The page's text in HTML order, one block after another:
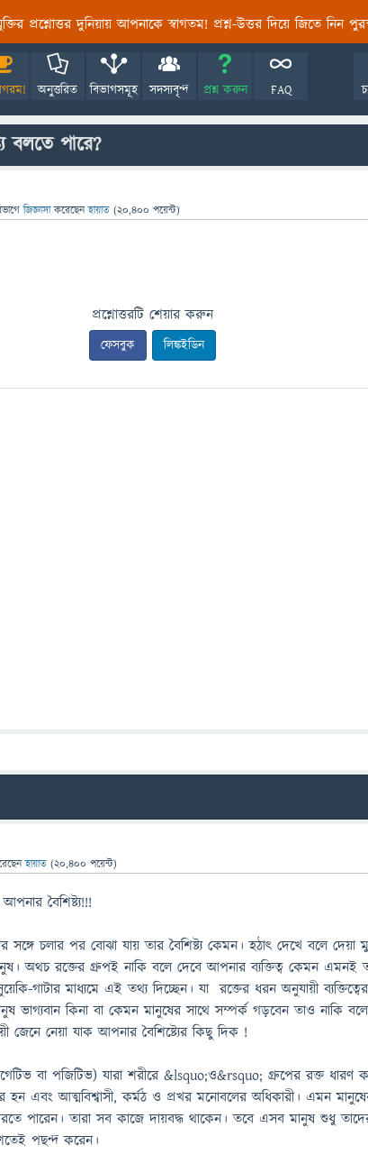
প্রশ্নোত্তর দুনিয়ায় আপনাকে স্বাগতম! প্রশ্ন-উত্তর দিয়ে জিতে নিন
অনুত্তরিত বিভাগসমূহ সদস্যবৃন্দ প্রশ্ন করুন FAQ
বলতে পারে?
জিজ্ঞাসাকরেছেনহায়াত (20,400 পয়েন্ট)
প্রশ্নোত্তরটি শেয়ার করুন
ফেসবুক লিঙ্কইডিন
হায়াত (20,400 পয়েন্ট)
বৈশিষ্ট্য!!!
সঙ্গে চলার পর বোঝা যায় তার বৈশিষ্ট্য কেমন। হঠাৎ দেখে বলে দেয়া
অথচ রক্তের গ্রুপই নাকি বলে দেবে আপনার ব্যক্তিত্ব কেমন এমনই
গাটার মাধ্যমে এই তথ্য দিচ্ছেন। যা রক্তের ধরন অনুযায়ী ব্যক্তিত্বের
ভাগ্যবান কিনা বা কেমন মানুষের সাথে সম্পর্ক গড়বেন তাও নাকি
জেনে নেয়া যাক আপনার বৈশিষ্ট্যের কিছু দিক !
বা পজিটিভ) যারা শরীরে &lsquo;ও&rsquo; গ্রুপের রক্ত ধারণ
হন এবং আত্মবিশ্বাসী, কর্মঠ ও প্রখর মনোবলের অধিকারী। এমন
পারেন। তারা সব কাজে দায়বদ্ধ থাকেন। তবে এসব মানুষ শুধু
পছন্দ করেন।